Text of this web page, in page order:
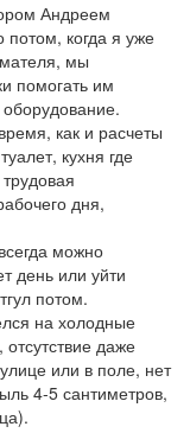
Андреем
когда я уже
мы
помогать им
как и расчеты
кухня где
дня,
можно
день или уйти
потом.
на холодные
даже
или в поле, нет
4-5 сантиметров,